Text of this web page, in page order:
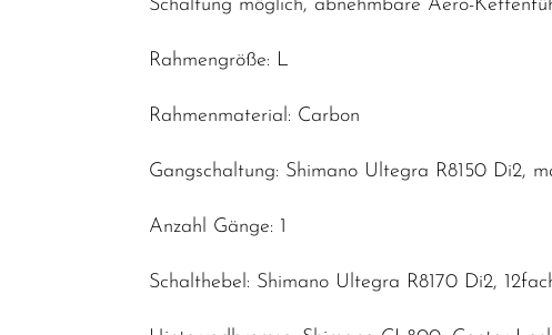
Schaltung möglich, abnehmbare Aero-
Rahmengröße: L
Rahmenmaterial: Carbon
Gangschaltung: Shimano Ultegra R8150 Di2,
Anzahl Gänge: 1
Schalthebel: Shimano Ultegra R8170 Di2,